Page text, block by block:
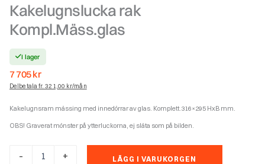
Kakelugnslucka rak
Kompl.Mäss.glas
I lager
7 705kr
Delbetala fr. 321,00 kr/mån
Kakelugnsram mässing med innedörrar av glas. Komplett.316×295 HxB mm.
OBS! Graverat mönster på ytterluckorna, ej släta som på bilden.
-
Kakelugnslucka+ LÄGG I VARUKORGEN